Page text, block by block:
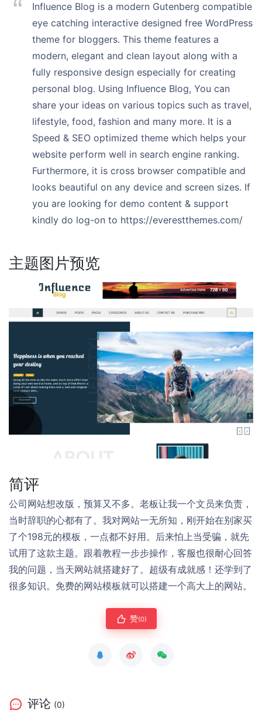
Influence Blog is a modern Gutenberg compatible
eye catching interactive designed free WordPress
theme for bloggers. This theme features a
modern, elegant and clean layout along with a
fully responsive design especially for creating
personal blog. Using Influence Blog, You can
share your ideas on various topics such as travel,
lifestyle, food, fashion and many more. It is a
Speed & SEO optimized theme which helps your
website perform well in search engine ranking.
Furthermore, it is cross browser compatible and
looks beautiful on any device and screen sizes. If
you are looking for demo content & support
kindly do log-on to https://everestthemes.com/
主题图片预览
简评
公司网站想改版，预算又不多。老板让我一个文员来负责，
当时辞职的心都有了。我对网站一无所知，刚开始在别家买
了个198元的模板，一点都不好用。后来怕上当受骗，就先
试用了这款主题。跟着教程一步步操作，客服也很耐心回答
我的问题，当天网站就搭建好了。超级有成就感！还学到了
很多知识。免费的网站模板就可以搭建一个高大上的网站。
赞(0)
评论 (0)